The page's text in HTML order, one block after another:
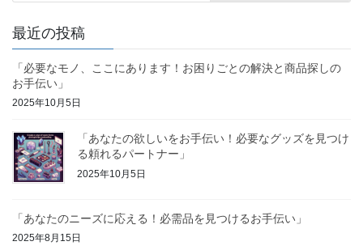
最近の投稿
「必要なモノ、ここにあります！お困りごとの解決と商品探しの
お手伝い」
2025年10月5日
「あなたの欲しいをお手伝い！必要なグッズを見つけ
る頼れるパートナー」
2025年10月5日
「あなたのニーズに応える！必需品を見つけるお手伝い」
2025年8月15日